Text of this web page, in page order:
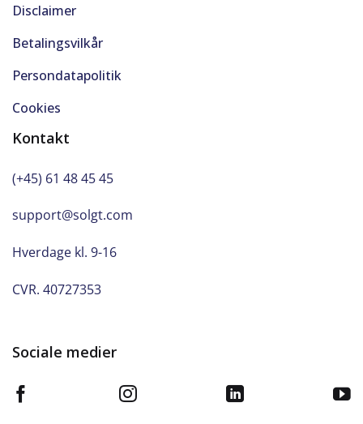
Disclaimer
Betalingsvilkår
Persondatapolitik
Cookies
Kontakt
(+45) 61 48 45 45
support@solgt.com
Hverdage kl. 9-16
CVR. 40727353
Sociale medier